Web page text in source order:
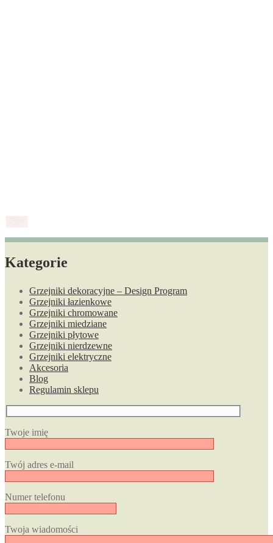
Kategorie
Grzejniki dekoracyjne – Design Program
Grzejniki łazienkowe
Grzejniki chromowane
Grzejniki miedziane
Grzejniki płytowe
Grzejniki nierdzewne
Grzejniki elektryczne
Akcesoria
Blog
Regulamin sklepu
Twoje imię
Twój adres e-mail
Numer telefonu
Twoja wiadomości